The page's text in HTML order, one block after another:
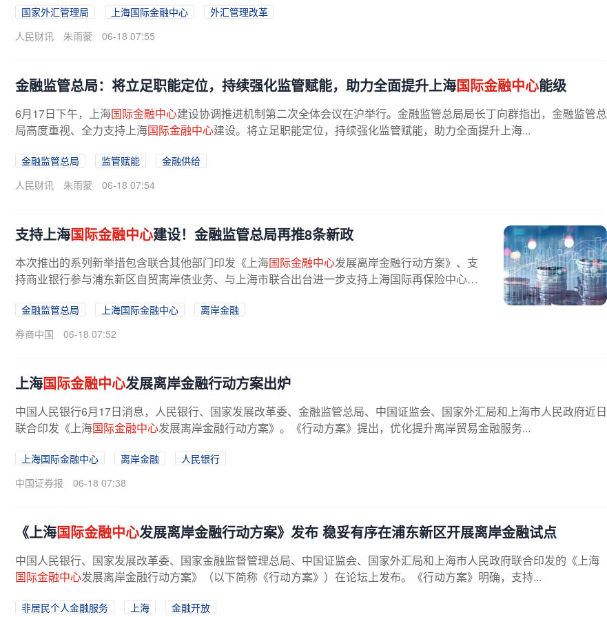
国家外汇管理局 上海国际金融中心
外汇管理改革
人民财讯
朱雨蒙 06-18 07:55
金融监管总局：将立足职能定位，持续强化监管赋能，助力全面提升上海国际金融中心能级
6月17日下午，上海国际金融中心建设协调推进机制第二次全体会议在沪举行。金融监管总局局长丁向群指出，金融监管总
局高度重视、全力支持上海国际金融中心建设。将立足职能定位，持续强化监管赋能，助力全面提升上海...
金融监管总局 监管赋能
金融供给
人民财讯
朱雨蒙 06-18 07:54
支持上海国际金融中心建设！金融监管总局再推8条新政
本次推出的系列新举措包含联合其他部门印发《上海国际金融中心发展离岸金融行动方案》、支
持商业银行参与浦东新区自贸离岸债业务、与上海市联合出台进一步支持上海国际再保险中心建
金融监管总局 上海国际金融中心
离岸金融
券商中国
06-18 07:52
上海国际金融中心发展离岸金融行动方案出炉
中国人民银行6月17日消息，人民银行、国家发展改革委、金融监管总局、中国证监会、国家外汇局和上海市人民政府近日
联合印发《上海国际金融中心发展离岸金融行动方案》。《行动方案》提出，优化提升离岸贸易金融服务...
上海国际金融中心 离岸金融
人民银行
中国证券报
06-18 07:38
《上海国际金融中心发展离岸金融行动方案》发布 稳妥有序在浦东新区开展离岸金融试点
中国人民银行、国家发展改革委、国家金融监督管理总局、中国证监会、国家外汇局和上海市人民政府联合印发的《上海
国际金融中心发展离岸金融行动方案》（以下简称《行动方案》）在论坛上发布。《行动方案》明确，支持...
非居民个人金融服务 上海
金融开放